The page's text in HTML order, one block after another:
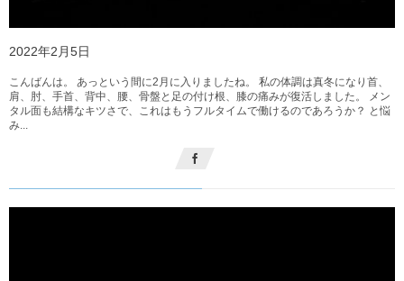
2022年2月5日
こんばんは。 あっという間に2月に入りましたね。 私の体調は真冬になり首、
肩、肘、手首、背中、腰、骨盤と足の付け根、膝の痛みが復活しました。 メン
タル面も結構なキツさで、これはもうフルタイムで働けるのであろうか？ と悩
み...